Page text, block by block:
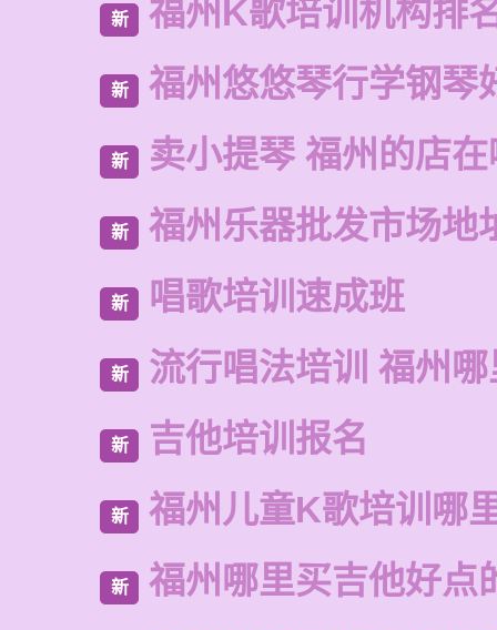
新 福州K歌培训机构排
新 福州悠悠琴行学钢琴
新 卖小提琴 福州的店
新 福州乐器批发市场地
新 唱歌培训速成班
新 流行唱法培训 福州
新 吉他培训报名
新 福州儿童K歌培训哪
新 福州哪里买吉他好点